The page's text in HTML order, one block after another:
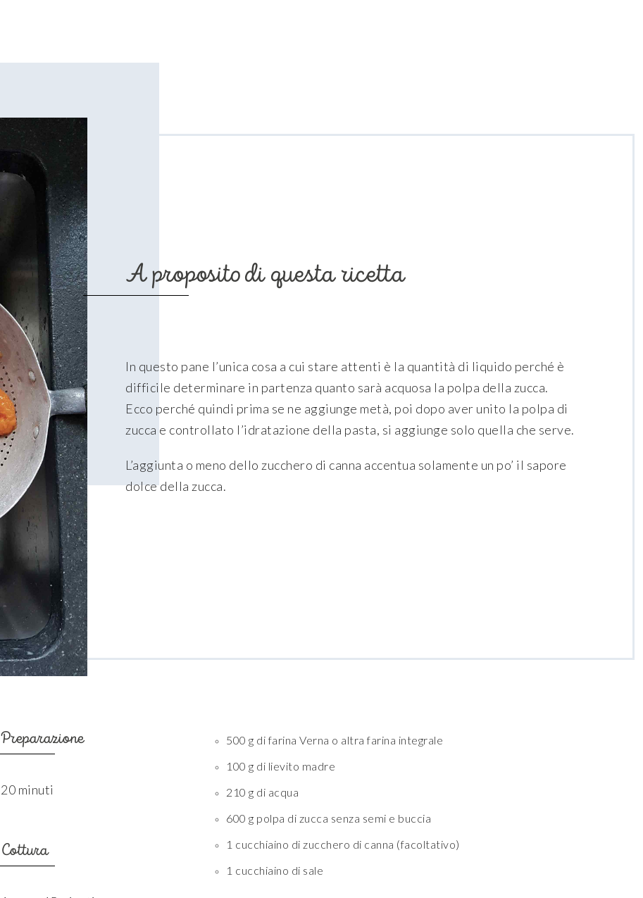
A proposito di questa ricetta
In questo pane l’unica cosa a cui stare attenti è la quantità di liquido perché è
difficile determinare in partenza quanto sarà acquosa la polpa della zucca.
Ecco perché quindi prima se ne aggiunge metà, poi dopo aver unito la polpa di
zucca e controllato l’idratazione della pasta, si aggiunge solo quella che serve.
L’aggiunta o meno dello zucchero di canna accentua solamente un po’ il sapore
dolce della zucca.
Preparazione
20 minuti
Cottura
500 g di farina Verna o altra farina integrale
100 g di lievito madre
210 g di acqua
600 g polpa di zucca senza semi e buccia
1 cucchiaino di zucchero di canna (facoltativo)
1 cucchiaino di sale